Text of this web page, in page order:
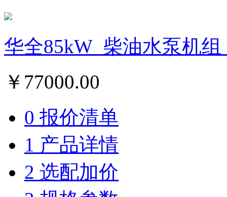
华全85kW_柴油水泵机
￥ 77000.00
0 报价清单
1 产品详情
2 选配加价